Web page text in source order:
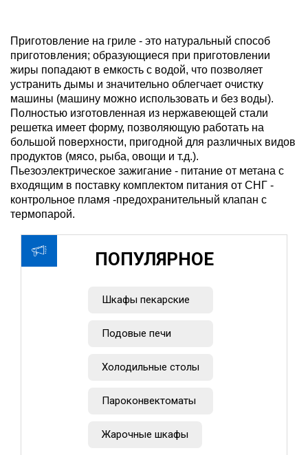
Приготовление на гриле - это натуральный способ
приготовления; образующиеся при приготовлении
жиры попадают в емкость с водой, что позволяет
устранить дымы и значительно облегчает очистку
машины (машину можно использовать и без воды).
Полностью изготовленная из нержавеющей стали
решетка имеет форму, позволяющую работать на
большой поверхности, пригодной для различных видов
продуктов (мясо, рыба, овощи и т.д.).
Пьезоэлектрическое зажигание - питание от метана с
входящим в поставку комплектом питания от СНГ -
контрольное пламя -предохранительный клапан с
термопарой.
ПОПУЛЯРНОЕ
Шкафы пекарские
Подовые печи
Холодильные столы
Пароконвектоматы
Жарочные шкафы